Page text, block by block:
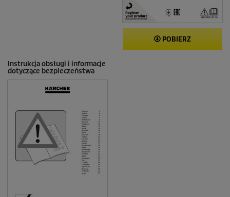
POBIERZ
Instrukcja obsługi i informacje
dotyczące bezpieczeństwa